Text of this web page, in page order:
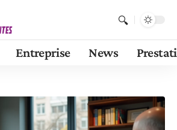
Entreprise News